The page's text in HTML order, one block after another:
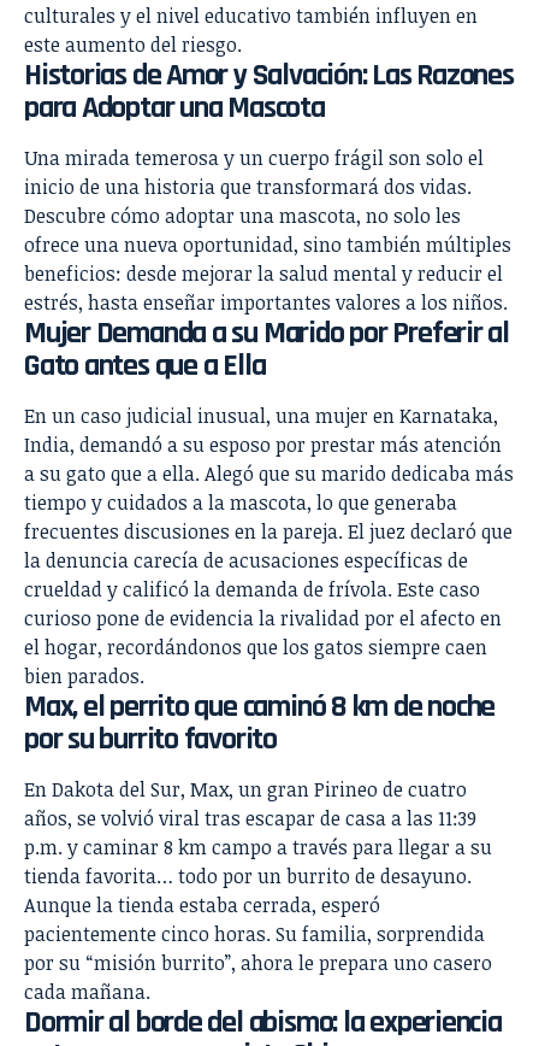
culturales y el nivel educativo también influyen en
este aumento del riesgo.
Historias de Amor y Salvación: Las Razones
para Adoptar una Mascota
Una mirada temerosa y un cuerpo frágil son solo el
inicio de una historia que transformará dos vidas.
Descubre cómo adoptar una mascota, no solo les
ofrece una nueva oportunidad, sino también múltiples
beneficios: desde mejorar la salud mental y reducir el
estrés, hasta enseñar importantes valores a los niños.
Mujer Demanda a su Marido por Preferir al
Gato antes que a Ella
En un caso judicial inusual, una mujer en Karnataka,
India, demandó a su esposo por prestar más atención
a su gato que a ella. Alegó que su marido dedicaba más
tiempo y cuidados a la mascota, lo que generaba
frecuentes discusiones en la pareja. El juez declaró que
la denuncia carecía de acusaciones específicas de
crueldad y calificó la demanda de frívola. Este caso
curioso pone de evidencia la rivalidad por el afecto en
el hogar, recordándonos que los gatos siempre caen
bien parados.
Max, el perrito que caminó 8 km de noche
por su burrito favorito
En Dakota del Sur, Max, un gran Pirineo de cuatro
años, se volvió viral tras escapar de casa a las 11:39
p.m. y caminar 8 km campo a través para llegar a su
tienda favorita… todo por un burrito de desayuno.
Aunque la tienda estaba cerrada, esperó
pacientemente cinco horas. Su familia, sorprendida
por su “misión burrito”, ahora le prepara uno casero
cada mañana.
Dormir al borde del abismo: la experiencia